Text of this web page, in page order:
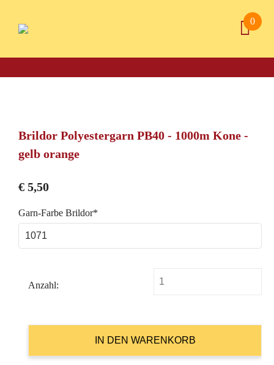
0
Brildor Polyestergarn PB40 - 1000m Kone -
gelb orange
€ 5,50
Pflichtfeld
Garn-Farbe Brildor*
Anzahl: